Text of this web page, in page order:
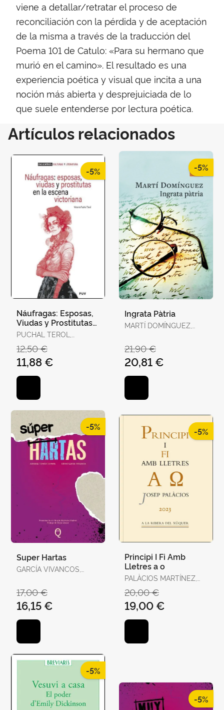
viene a detallar/retratar el proceso de
reconciliación con la pérdida y de aceptación
de la misma a través de la traducción del
Poema 101 de Catulo: «Para su hermano que
murió en el camino». El resultado es una
experiencia poética y visual que incita a una
noción más abierta y desprejuiciada de lo
que suele entenderse por lectura poética.
Artículos relacionados
-5%
Náufragas: Esposas,
Viudas y Prostitutas
en la Escena
Victoriana
PUCHAL TEROL,
12,50 €
11,88 €
-5%
Ingrata Pàtria
MARTÍ DOMÍNGUEZ,
21,90 €
20,81 €
-5%
Super Hartas
GARCÍA VIVANCOS,
17,00 €
16,15 €
-5%
Principi I Fi Amb
Lletres a o
PALÀCIOS MARTÍNEZ,
20,00 €
19,00 €
-5%
-5%